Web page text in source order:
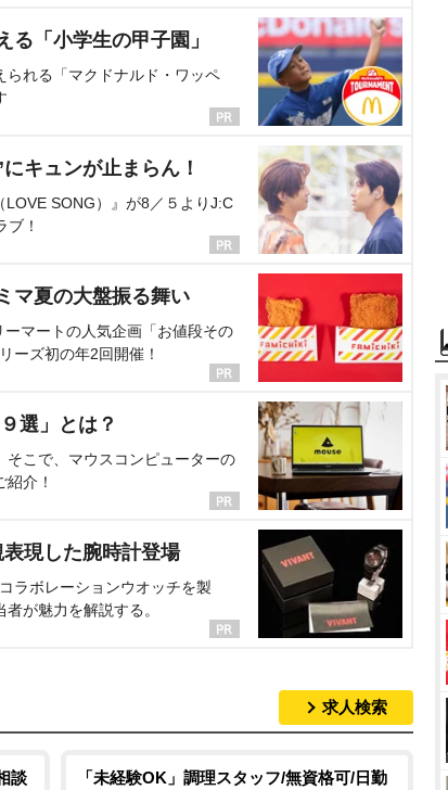
「小学生の甲子園」
られる「マクドナルド・ワッペ
キュンが止まらん！
SONG）』が8／５よりJ:C
！
マ夏の大盤振る舞い
マートの人気企画「お値段その
ーズ初の年2回開催！
選」とは？
そこで、マウスコンピューターの
介！
現した腕時計登場
ラボレーションウオッチを製
が魅力を解説する。
求人検索
談
「未経験OK」調理スタッフ/無資格可/日勤